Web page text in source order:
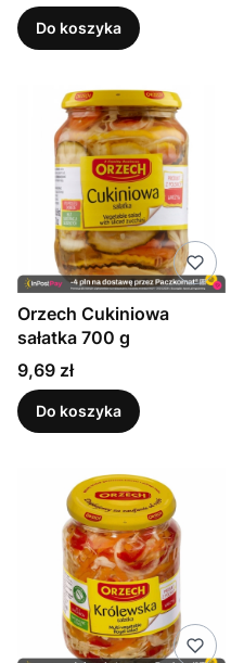
Do koszyka
Orzech Cukiniowa
sałatka 700 g
Cena
9,69 zł
Do koszyka